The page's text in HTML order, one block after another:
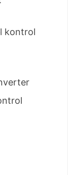
kontrol